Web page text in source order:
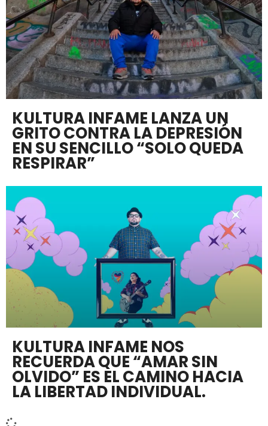
KULTURA INFAME LANZA UN
GRITO CONTRA LA DEPRESIÓN
EN SU SENCILLO “SOLO QUEDA
RESPIRAR”
KULTURA INFAME NOS
RECUERDA QUE “AMAR SIN
OLVIDO” ES EL CAMINO HACIA
LA LIBERTAD INDIVIDUAL.